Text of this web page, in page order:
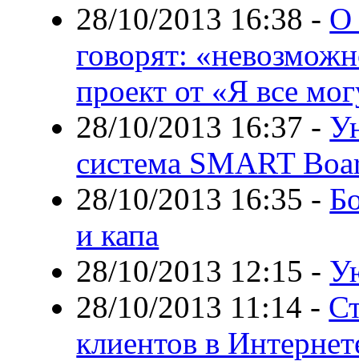
28/10/2013 16:38 - О
говорят:
проект от «Я все
28/10/2013 16:37 -
система SMART
28/10/2013 16:35 -
и капа
28/10/2013 12:15 -
28/10/2013 11:14 -
клиентов в